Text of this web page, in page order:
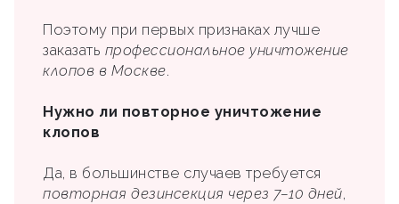
Поэтому при первых признаках лучше
заказать профессиональное уничтожение
клопов в Москве.
Нужно ли повторное уничтожение
клопов
Да, в большинстве случаев требуется
повторная дезинсекция через 7–10 дней,